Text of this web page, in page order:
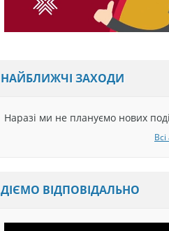
НАЙБЛИЖЧІ ЗАХОДИ
Наразі ми не плануємо нових
ДІЄМО ВІДПОВІДАЛЬНО